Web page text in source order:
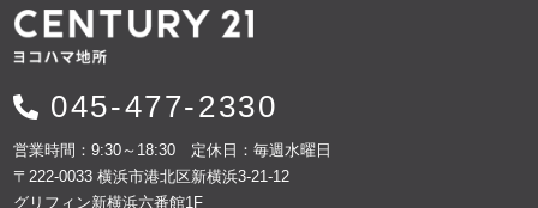
045-477-2330
営業時間：9:30～18:30 定休日：毎週水曜日
〒222-0033 横浜市港北区新横浜3-21-12
グリフィン新横浜六番館1F